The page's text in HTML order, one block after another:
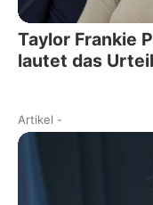
Taylor Frankie
lautet das Urteil
Artikel -